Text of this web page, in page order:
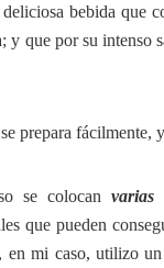
bebida que
y que por su intenso
prepara fácilmente,
se colocan varias
que pueden
en mi caso, utilizo